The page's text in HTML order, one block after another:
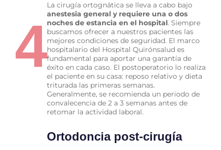
4
La cirugía ortognática se lleva a cabo bajo
anestesia general y requiere una o dos
noches de estancia en el hospital. Siempre
buscamos ofrecer a nuestros pacientes las
mejores condiciones de seguridad. El marco
hospitalario del Hospital Quirónsalud es
fundamental para aportar una garantía de
éxito en cada caso. El postoperatorio lo realiza
el paciente en su casa: reposo relativo y dieta
triturada las primeras semanas.
Generalmente, se recomienda un periodo de
convalecencia de 2 a 3 semanas antes de
retomar la actividad laboral.
Ortodoncia post-cirugía